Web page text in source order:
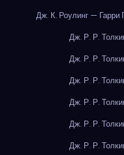
Дж. К. Роулинг — Гарри
Дж. Р. Р.
Дж. Р. Р.
Дж. Р. Р.
Дж. Р. Р.
Дж. Р. Р.
Дж. Р. Р.